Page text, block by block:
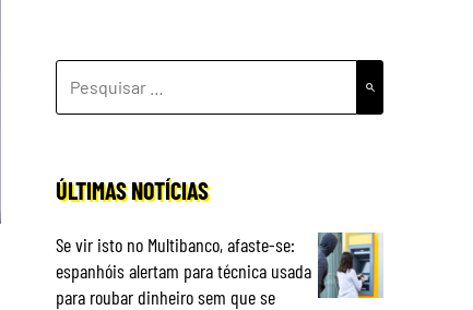
POR:
ÚLTIMAS NOTÍCIAS
Se vir isto no Multibanco, afaste-se:
espanhóis alertam para técnica usada
para roubar dinheiro sem que se